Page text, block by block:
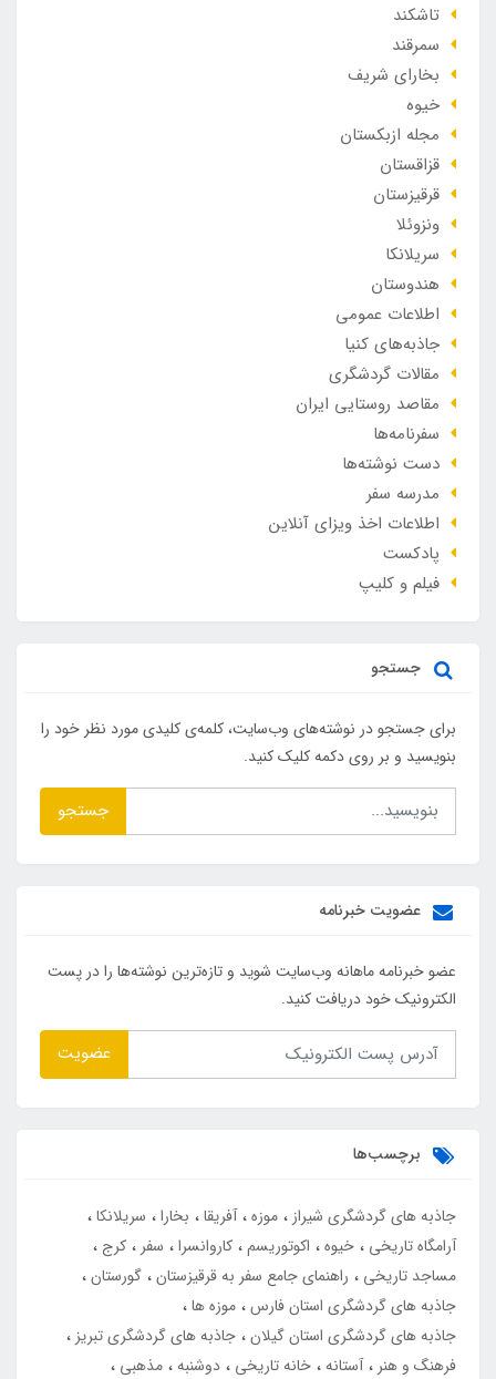
تاشکند
سمرقند
بخارای شریف
خیوه
مجله ازبکستان
قزاقستان
قرقیزستان
ونزوئلا
سریلانکا
هندوستان
اطلاعات عمومی
جاذبه‌های کنیا
مقالات گردشگری
مقاصد روستایی ایران
سفرنامه‌ها
دست نوشته‌ها
مدرسه سفر
اطلاعات اخذ ویزای آنلاین
پادکست
فیلم و کلیپ
جستجو
برای جستجو در نوشته‌های وب‌سایت، کلمه‌ی کلیدی مورد نظر خود را
بنویسید و بر روی دکمه کلیک کنید.
جستجو
عضویت خبرنامه
عضو خبرنامه ماهانه وب‌سایت شوید و تازه‌ترین نوشته‌ها را در پست
الکترونیک خود دریافت کنید.
عضویت
برچسب‌ها
جاذبه های گردشگری شیراز موزه آفریقا بخارا
سریلانکا
آرامگاه تاریخی
خیوه اکوتوریسم کاروانسرا سفر
کرج
مساجد تاریخی
راهنمای جامع سفر به قرقیزستان گورستان
جاذبه های گردشگری استان فارس موزه ها
جاذبه های گردشگری استان گیلان جاذبه های گردشگری تبریز
فرهنگ و هنر
آستانه خانه تاریخی دوشنبه مذهبی